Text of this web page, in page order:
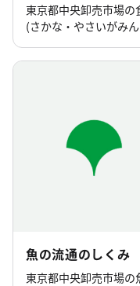
東京都中央卸売市場
(さかな・やさいがみ
魚の流通のしくみ
東京都中央卸売市場